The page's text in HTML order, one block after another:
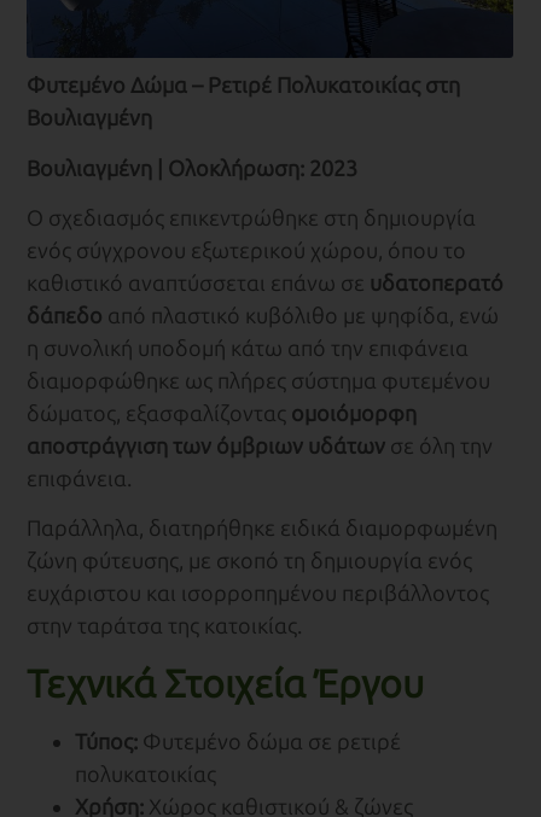
Φυτεμένο Δώμα – Ρετιρέ Πολυκατοικίας στη
Βουλιαγμένη
Βουλιαγμένη | Ολοκλήρωση: 2023
Ο σχεδιασμός επικεντρώθηκε στη δημιουργία
ενός σύγχρονου εξωτερικού χώρου, όπου το
καθιστικό αναπτύσσεται επάνω σε υδατοπερατό
δάπεδο από πλαστικό κυβόλιθο με ψηφίδα, ενώ
η συνολική υποδομή κάτω από την επιφάνεια
διαμορφώθηκε ως πλήρες σύστημα φυτεμένου
δώματος, εξασφαλίζοντας ομοιόμορφη
αποστράγγιση των όμβριων υδάτων σε όλη την
επιφάνεια.
Παράλληλα, διατηρήθηκε ειδικά διαμορφωμένη
ζώνη φύτευσης, με σκοπό τη δημιουργία ενός
ευχάριστου και ισορροπημένου περιβάλλοντος
στην ταράτσα της κατοικίας.
Τεχνικά Στοιχεία Έργου
Τύπος: Φυτεμένο δώμα σε ρετιρέ
πολυκατοικίας
Χρήση: Χώρος καθιστικού & ζώνες